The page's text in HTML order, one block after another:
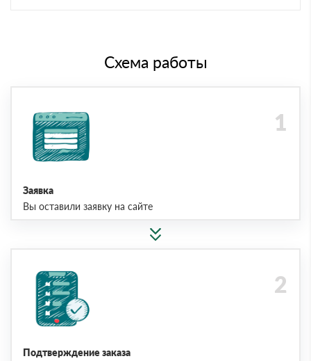
Схема работы
Заявка
Вы оставили заявку на сайте
Подтверждение заказа